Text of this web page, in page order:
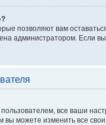
позволяют вам
администратором. Если
все ваши
вы можете изменить все